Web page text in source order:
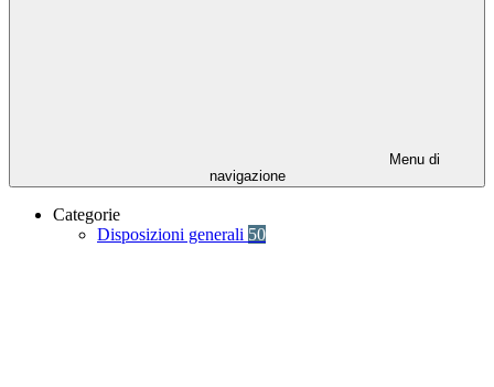
Menu di
navigazione
Categorie
Disposizioni generali 50